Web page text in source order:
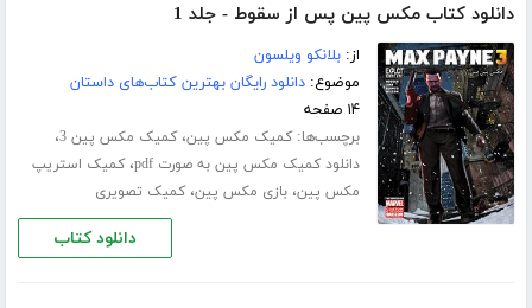
دانلود کتاب مکس پین پس از سقوط - جلد 1
از:بلانکو ویلسون
موضوع:دانلود رایگان بهترین کتاب‌های داستان
۱۴ صفحه
برچسب‌ها:کمیک مکس پین،کمیک مکس پین 3 ،
دانلود کمیک مکس پین به صورت pdf ،کمیک استریپ
مکس پین،بازی مکس پین،کمیک تصویری
دانلود کتاب